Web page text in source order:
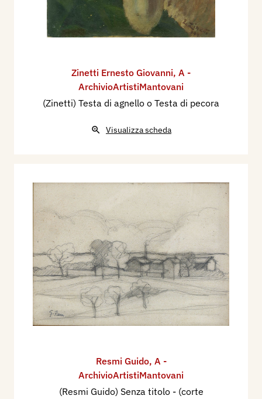
Zinetti Ernesto Giovanni, A -
ArchivioArtistiMantovani
(Zinetti) Testa di agnello o Testa di pecora
Visualizza scheda
Resmi Guido, A -
ArchivioArtistiMantovani
(Resmi Guido) Senza titolo - (corte